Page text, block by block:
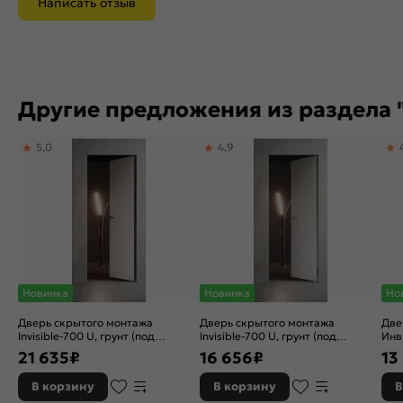
Другие предложения из раздела
Новинка
Дверь скрытого монтажа
Invisible-700 U, грунт (под
окраску), правое открывание,
Грунт, кромка алюминиевая
черная матовая, каркасно-
щитовая
5,0
21 635₽
В корзину
Новинка
Дверь скрытого монтажа
Invisible-700 U, грунт (под
окраску), правое открывание,
Грунт, каркасно-щитовая
4,9
16 656₽
В корзину